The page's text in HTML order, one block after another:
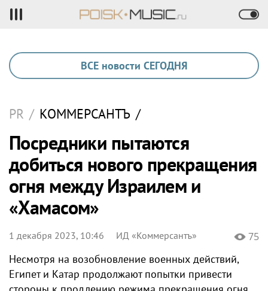
ВСЕ новости СЕГОДНЯ
PR / КОММЕРСАНТЪ /
Посредники пытаются
добиться нового прекращения
огня между Израилем и
«Хамасом»
1 декабря 2023, 10:46 ИД «Коммерсантъ» 75
Несмотря на возобновление военных действий,
Египет и Катар продолжают попытки привести